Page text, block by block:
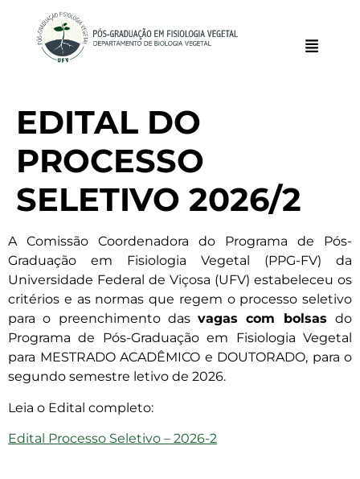
EDITAL DO
PROCESSO
SELETIVO 2026/2
A Comissão Coordenadora do Programa de Pós-
Graduação em Fisiologia Vegetal (PPG-FV) da
Universidade Federal de Viçosa (UFV) estabeleceu os
critérios e as normas que regem o processo seletivo
para o preenchimento dasvagas com bolsasdo
Programa de Pós-Graduação em Fisiologia Vegetal
para MESTRADO ACADÊMICO e DOUTORADO, para o
segundo semestre letivo de 2026.
Leia o Edital completo:
Edital Processo Seletivo – 2026-2